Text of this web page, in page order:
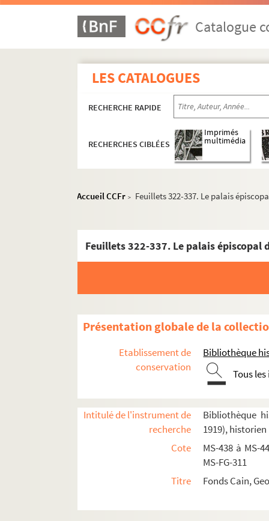
Catalogue
LES CATALOGUES
RECHERCHE RAPIDE
RECHERCHES CIBLÉES
Imprimés
multimédia
Accueil CCFr > Feuillets 322-337. Le palais
Feuillets 322-337. Le palais épiscopal
Présentation globale de la
Etablissement de
conservation
Bibliothèque
Tous
Intitulé de l'instrument de
recherche
Bibliothèque
1919), historien
Cote
MS-438 à MS-
MS-FG-311
Titre
Fonds Cain,
Exemplaires imprimés des ouvrages de
8-MS-1197. "Coins de Paris". 1903-1904
4-MS-1198. Documents relatifs au musée
2-MS-1199. Documents relatifs à Georges
Articles de Georges Cain publiés dans "Le